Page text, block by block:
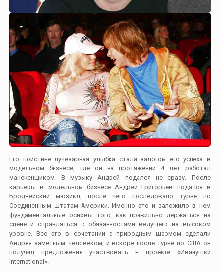
Его поистине лучезарная улыбка стала залогом его успеха в
модельном бизнесе, где он на протяжении 4 лет работал
манекенщиком. В музыку Андрей подался не сразу. После
карьеры в модельном бизнесе Андрей Григорьев подался в
Бродвейский мюзикл, после чего последовало турне по
Соединенным Штатам Америки. Именно это и заложило в нем
фундаментальные основы того, как правильно держаться на
сцене и справляться с обязанностями ведущего на высоком
уровне. Все это в сочетании с природным шармом сделали
Андрея заметным человеком, и вскоре после турне по США он
получил предложение участвовать в проекте «Иванушки
International».